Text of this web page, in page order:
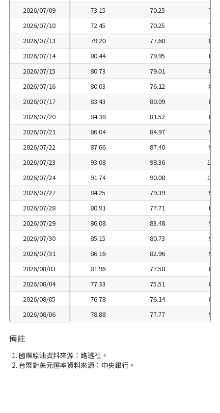
2026/07/09
2026/07/10
2026/07/13
2026/07/14
2026/07/15
2026/07/16
2026/07/17
2026/07/20
2026/07/21
2026/07/22
2026/07/23
2026/07/24
2026/07/27
2026/07/28
2026/07/29
2026/07/30
2026/07/31
2026/08/03
2026/08/04
2026/08/05
2026/08/06
2026/07/09
73.15 70.25
2026/07/10
72.45 70.25
2026/07/13
79.20 77.60
2026/07/14
80.44 79.95
2026/07/15
80.73 79.01
2026/07/16
80.03 76.12
2026/07/17
83.43 80.09
2026/07/20
84.38 81.52
2026/07/21
86.04 84.97
2026/07/22
87.66 87.40
2026/07/23
93.08 98.36
2026/07/24
91.74 90.08
2026/07/27
84.25 79.39
2026/07/28
80.91 77.71
2026/07/29
86.08 83.48
2026/07/30
85.15 80.73
2026/07/31
86.16 82.96
2026/08/03
81.96 77.58
2026/08/04
77.33 75.51
2026/08/05
76.78 76.14
2026/08/06
78.88 77.77
備註
國際原油資料來源：路透社。
台幣對美元匯率資料來源：中央銀行。